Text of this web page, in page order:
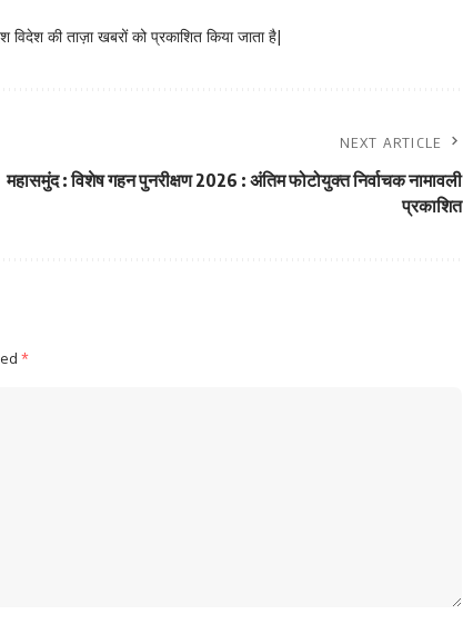
की ताज़ा खबरों को प्रकाशित किया जाता है|
NEXT ARTICLE
महासमुंद : विशेष गहन पुनरीक्षण 2026 : अंतिम फोटोयुक्त निर्वाचक नामावली
प्रकाशित
*